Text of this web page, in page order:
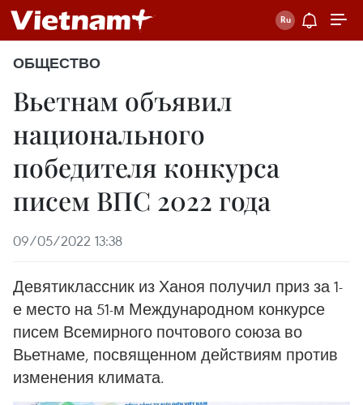
ОБЩЕСТВО
Вьетнам объявил
национального
победителя конкурса
писем ВПС 2022 года
09/05/2022 13:38
Девятиклассник из Ханоя получил приз за 1-
е место на 51-м Международном конкурсе
писем Всемирного почтового союза во
Вьетнаме, посвященном действиям против
изменения климата.